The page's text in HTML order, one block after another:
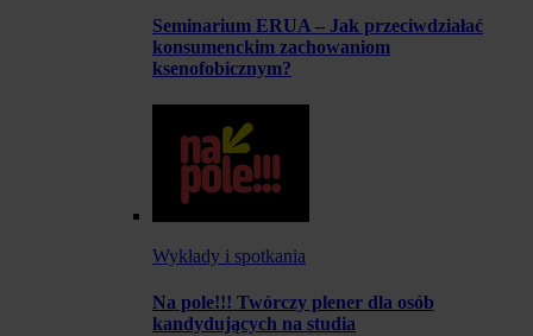
Seminarium ERUA – Jak przeciwdziałać
konsumenckim zachowaniom
ksenofobicznym?
Wykłady i spotkania
Na pole!!! Twórczy plener dla osób
kandydujących na studia